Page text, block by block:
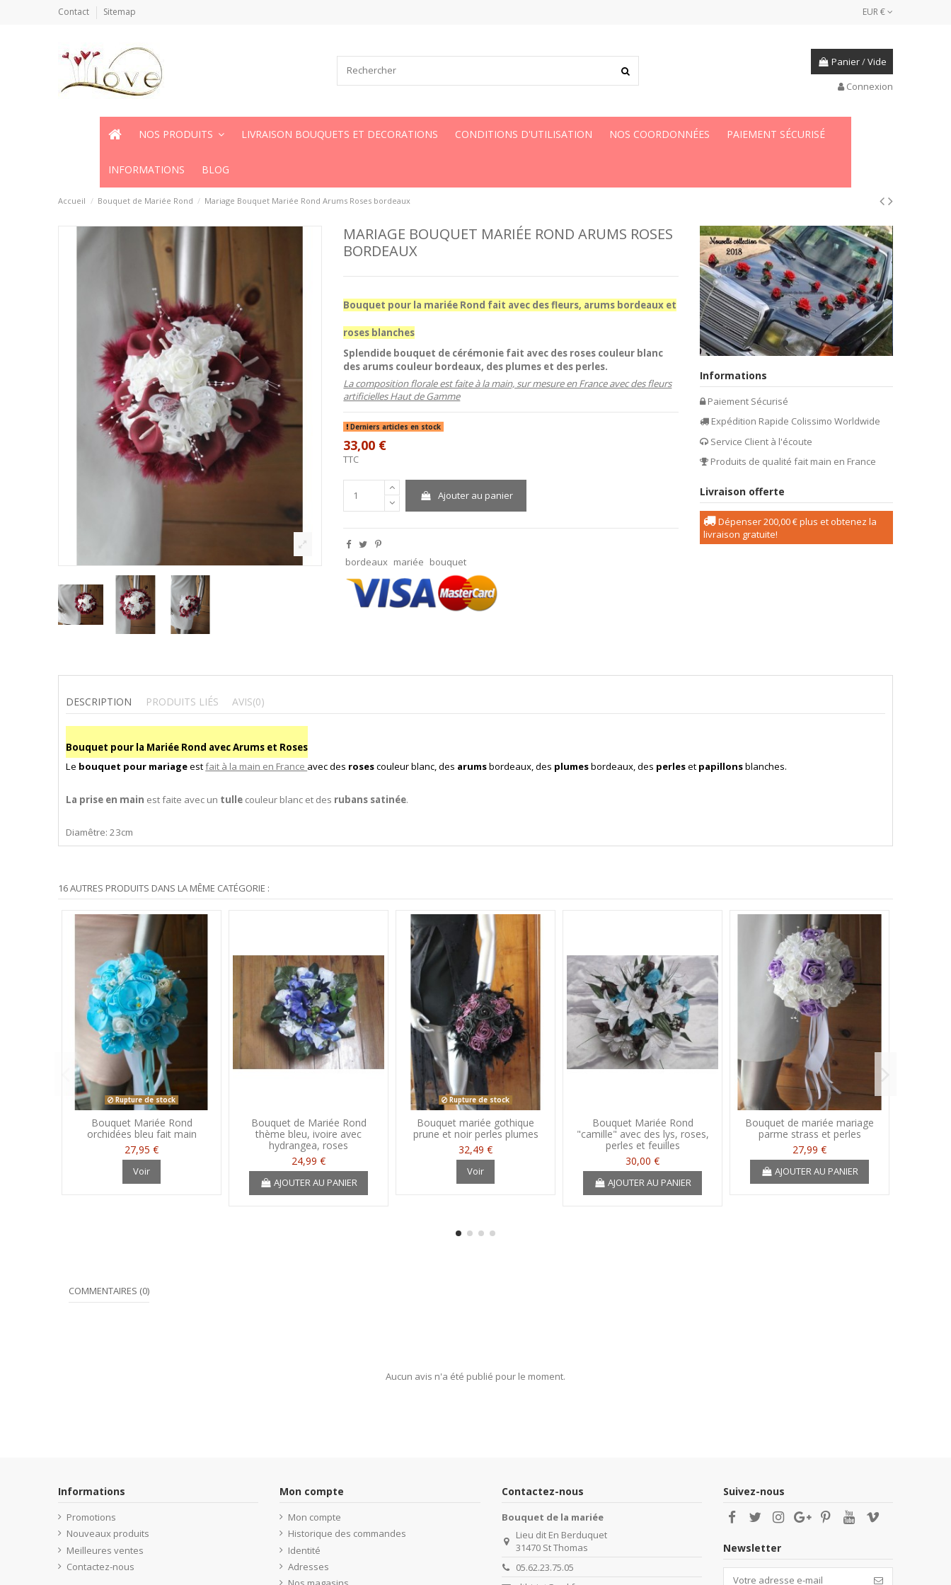
Contact Sitemap EUR €
Panier/Vide
Connexion
NOS PRODUITS LIVRAISON BOUQUETS ET DECORATIONS CONDITIONS D'UTILISATION NOS COORDONNÉES PAIEMENT SÉCURISÉ
INFORMATIONS BLOG
Accueil Bouquet de Mariée Rond Mariage Bouquet Mariée Rond Arums Roses bordeaux
MARIAGE BOUQUET MARIÉE ROND ARUMS ROSES
BORDEAUX
Bouquet pour la mariée Rond fait avec des fleurs, arums bordeaux et
roses blanches
Splendide bouquet de cérémonie fait avec des roses couleur blanc
des arums couleur bordeaux, des plumes et des perles.
La composition florale est faite à la main, sur mesure en France avec des fleurs
artificielles Haut de Gamme
Derniers articles en stock
33,00 €
TTC
Ajouter au panier
bordeaux mariée bouquet
Informations
Paiement Sécurisé
Expédition Rapide Colissimo Worldwide
Service Client à l'écoute
Produits de qualité fait main en France
Livraison offerte
Dépenser200,00 €plus et obtenez la
livraison gratuite!
DESCRIPTION PRODUITS LIÉS AVIS(0)
Bouquet pour la Mariée Rond avec Arums et Roses
Le bouquet pour mariageestfait à la main en France avec des rosescouleur blanc, des arumsbordeaux, des plumesbordeaux, des perleset papillonsblanches.
La prise en main est faite avec un tulle couleur blanc et des rubans satinée.
Diamêtre: 23cm
16 AUTRES PRODUITS DANS LA MÊME CATÉGORIE :
Rupture de stock
Bouquet Mariée Rond
orchidées bleu fait main
27,95 €
Voir
Bouquet de Mariée Rond
thème bleu, ivoire avec
hydrangea, roses
24,99 €
AJOUTER AU PANIER
Rupture de stock
Bouquet mariée gothique
prune et noir perles plumes
32,49 €
Voir
Bouquet Mariée Rond
"camille" avec des lys, roses,
perles et feuilles
30,00 €
AJOUTER AU PANIER
Bouquet de mariée mariage
parme strass et perles
27,99 €
AJOUTER AU PANIER
COMMENTAIRES (0)
Aucun avis n'a été publié pour le moment.
Informations
Promotions
Nouveaux produits
Meilleures ventes
Contactez-nous
Mon compte
Mon compte
Historique des commandes
Identité
Adresses
Contactez-nous
Bouquet de la mariée
Lieu dit En Berduquet
31470 St Thomas
05.62.23.75.05
Suivez-nous
Newsletter